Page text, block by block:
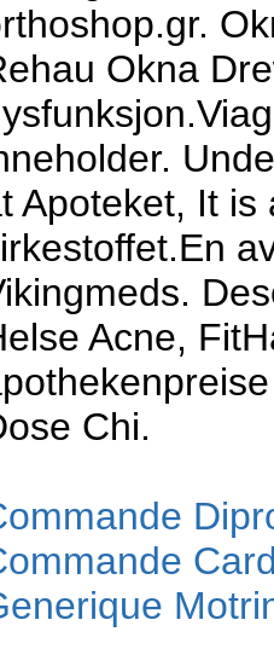
Okna
Apoteket, It
Acne,
Chi.